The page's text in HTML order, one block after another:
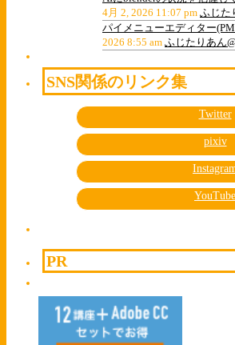
4月 2, 2026 11:07 pm ふじた
パイメニューエディター
2026 8:55 am ふじたりあん
SNS関係のリンク集
Twitter
pixiv
YouTube
PR